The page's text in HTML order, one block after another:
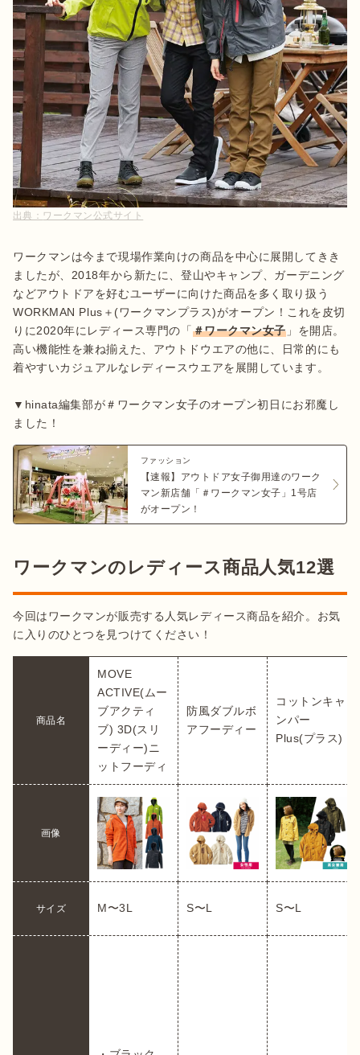
出典： ワークマン公式サイト
ワークマンは今まで現場作業向けの商品を中心に展開してきき
ましたが、2018年から新たに、登山やキャンプ、ガーデニング
などアウトドアを好むユーザーに向けた商品を多く取り扱う
WORKMAN Plus＋(ワークマンプラス)がオープン！これを皮切
りに2020年にレディース専門の「＃ワークマン女子 」を開店。
高い機能性を兼ね揃えた、アウトドウエアの他に、日常的にも
着やすいカジュアルなレディースウエアを展開しています。
▼hinata編集部が＃ワークマン女子のオープン初日にお邪魔し
ファッション
【速報】アウトドア女子御用達のワーク
マン新店舗「＃ワークマン女子」1号店
がオープン！
ワークマンのレディース商品人気12選
今回はワークマンが販売する人気レディース商品を紹介。お気
に入りのひとつを見つけてください！
商品名
MOVE
ACTIVE(ムー
ブアクティ
ブ) 3D(スリ
ーディー)ニ
ットフーディ
防風ダブルボ
アフーディー
コットンキャ
ンパー
画像
サイズ M〜3L S〜L S〜L